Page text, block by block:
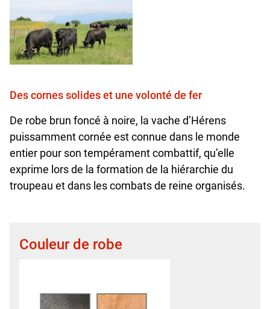
Des cornes solides et une volonté de fer
De robe brun foncé à noire, la vache d’Hérens
puissamment cornée est connue dans le monde
entier pour son tempérament combattif, qu’elle
exprime lors de la formation de la hiérarchie du
troupeau et dans les combats de reine organisés.
Couleur de robe